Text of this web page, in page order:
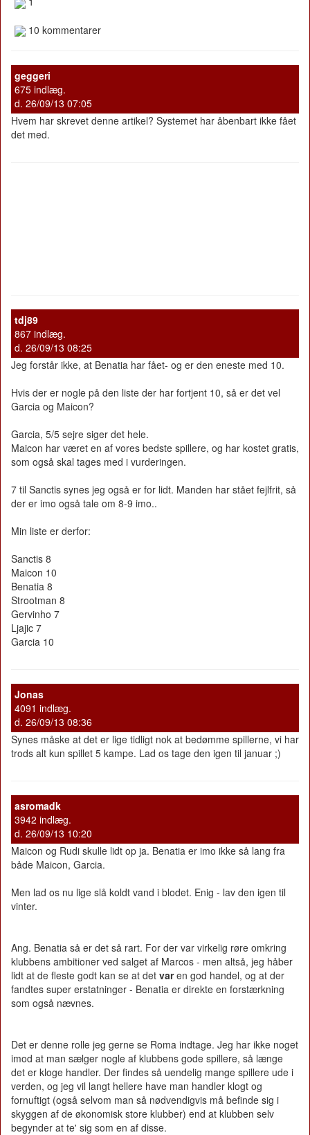
10 kommentarer
geggeri
675 indlæg.
d. 26/09/13 07:05
Hvem har skrevet denne artikel? Systemet har åbenbart ikke fået
det med.
tdj89
867 indlæg.
d. 26/09/13 08:25
Jeg forstår ikke, at Benatia har fået- og er den eneste med 10.
Hvis der er nogle på den liste der har fortjent 10, så er det vel
Garcia og Maicon?
Garcia, 5/5 sejre siger det hele.
Maicon har været en af vores bedste spillere, og har kostet gratis,
som også skal tages med i vurderingen.
7 til Sanctis synes jeg også er for lidt. Manden har stået fejlfrit, så
der er imo også tale om 8-9 imo..
Min liste er derfor:
Sanctis 8
Maicon 10
Benatia 8
Strootman 8
Gervinho 7
Ljajic 7
Garcia 10
Jonas
4091 indlæg.
d. 26/09/13 08:36
Synes måske at det er lige tidligt nok at bedømme spillerne, vi har
trods alt kun spillet 5 kampe. Lad os tage den igen til januar ;)
asromadk
3942 indlæg.
d. 26/09/13 10:20
Maicon og Rudi skulle lidt op ja. Benatia er imo ikke så lang fra
både Maicon, Garcia.
Men lad os nu lige slå koldt vand i blodet. Enig - lav den igen til
vinter.
Ang. Benatia så er det så rart. For der var virkelig røre omkring
klubbens ambitioner ved salget af Marcos - men altså, jeg håber
lidt at de fleste godt kan se at det varen god handel, og at der
fandtes super erstatninger - Benatia er direkte en forstærkning
som også nævnes.
Det er denne rolle jeg gerne se Roma indtage. Jeg har ikke noget
imod at man sælger nogle af klubbens gode spillere, så længe
det er kloge handler. Der findes så uendelig mange spillere ude i
verden, og jeg vil langt hellere have man handler klogt og
fornuftigt (også selvom man så nødvendigvis må befinde sig i
skyggen af de økonomisk store klubber) end at klubben selv
begynder at te' sig som en af disse.